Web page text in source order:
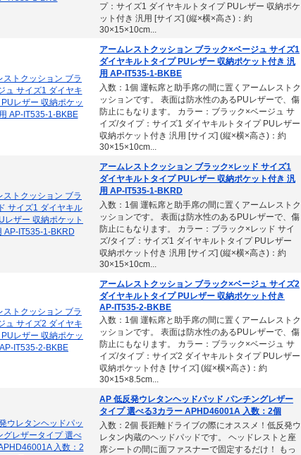
プ：サイズ1 ダイヤキルトタイプ PUレザー 収納ポケ
ット付き 汎用 [サイズ] (縦×横×高さ)：約
30×15×10cm...
アームレストクッション ブラック×ベージュ サイズ1
ダイヤキルトタイプ PUレザー 収納ポケット付き 汎
用 AP-IT535-1-BKBE
入数：1個 運転席と助手席の間に置くアームレストク
ッションです。 表面は防水性のあるPUレザーで、傷
防止にもなります。 カラー：ブラック×ベージュ サ
イズ/タイプ：サイズ1 ダイヤキルトタイプ PUレザー
収納ポケット付き 汎用 [サイズ] (縦×横×高さ)：約
30×15×10cm...
アームレストクッション ブラック×レッド サイズ1
ダイヤキルトタイプ PUレザー 収納ポケット付き 汎
用 AP-IT535-1-BKRD
入数：1個 運転席と助手席の間に置くアームレストク
ッションです。 表面は防水性のあるPUレザーで、傷
防止にもなります。 カラー：ブラック×レッド サイ
ズ/タイプ：サイズ1 ダイヤキルトタイプ PUレザー
収納ポケット付き 汎用 [サイズ] (縦×横×高さ)：約
30×15×10cm...
アームレストクッション ブラック×ベージュ サイズ2
ダイヤキルトタイプ PUレザー 収納ポケット付き
AP-IT535-2-BKBE
入数：1個 運転席と助手席の間に置くアームレストク
ッションです。 表面は防水性のあるPUレザーで、傷
防止にもなります。 カラー：ブラック×ベージュ サ
イズ/タイプ：サイズ2 ダイヤキルトタイプ PUレザー
収納ポケット付き [サイズ] (縦×横×高さ)：約
30×15×8.5cm...
AP 低反発ウレタンヘッドパッド パンチングレザー
タイプ 選べる3カラー APHD46001A 入数：2個
入数：2個 長距離ドライブの際にオススメ！低反発ウ
レタン内蔵のヘッドパッドです。 ヘッドレストと座
席シートの間に面ファスナーで固定するだけ！ もっ